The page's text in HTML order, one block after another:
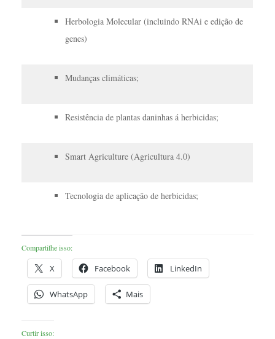
Herbologia Molecular (incluindo RNAi e edição de
genes)
Mudanças climáticas;
Resistência de plantas daninhas á herbicidas;
Smart Agriculture (Agricultura 4.0)
Tecnologia de aplicação de herbicidas;
Compartilhe isso:
X Facebook LinkedIn
WhatsApp Mais
Curtir isso: